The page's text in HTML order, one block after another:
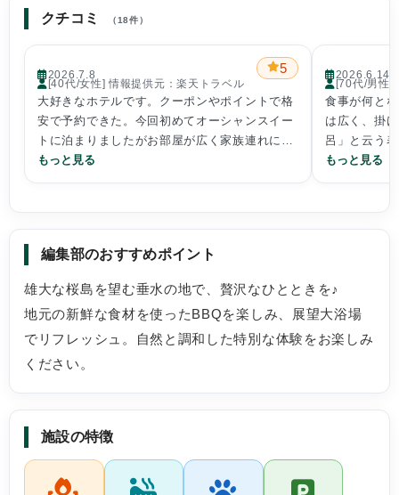
クチコミ （18件）
2026.7.8 5
[40代/女性] 情報提供元：楽天トラベル
大好きなホテルです。クーポンやポイントで格
安で予約できた。今回初めてオーシャンスイー
トに泊まりましたがお部屋が広く家族連れには
とても良いです！個人的には陶器風呂のジュニ
もっと見る
2026.6.14
[70代/男性]
食事が何と
は広く、掛
呂」と云う
大浴場は宿
もっと見る
編集部のおすすめポイント
雄大な桜島を望む垂水の地で、贅沢なひとときを♪
地元の新鮮な食材を使ったBBQを楽しみ、展望大浴場
でリフレッシュ。自然と調和した特別な体験をお楽しみ
ください。
施設の特徴